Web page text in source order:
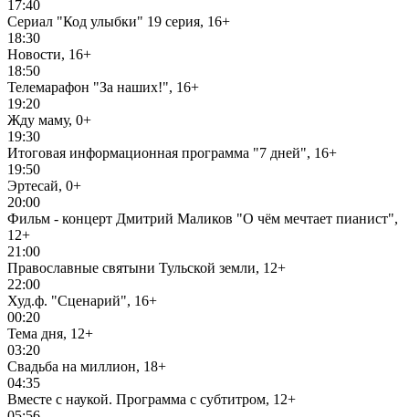
17:40
Сериал "Код улыбки" 19 серия, 16+
18:30
Новости, 16+
18:50
Телемарафон "За наших!", 16+
19:20
Жду маму, 0+
19:30
Итоговая информационная программа "7 дней", 16+
19:50
Эртесай, 0+
20:00
Фильм - концерт Дмитрий Маликов "О чём мечтает пианист",
12+
21:00
Православные святыни Тульской земли, 12+
22:00
Худ.ф. "Сценарий", 16+
00:20
Тема дня, 12+
03:20
Свадьба на миллион, 18+
04:35
Вместе с наукой. Программа с субтитром, 12+